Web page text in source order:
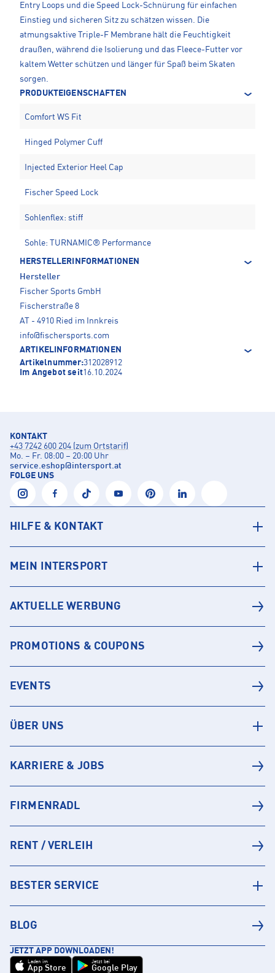
Entry Loops und die Speed Lock-Schnürung für einfachen
Einstieg und sicheren Sitz zu schätzen wissen. Die
atmungsaktive Triple-F Membrane hält die Feuchtigkeit
draußen, während die Isolierung und das Fleece-Futter vor
kaltem Wetter schützen und länger für Spaß beim Skaten
sorgen.
PRODUKTEIGENSCHAFTEN
Comfort WS Fit
Hinged Polymer Cuff
Injected Exterior Heel Cap
Fischer Speed Lock
Sohlenflex: stiff
Sohle: TURNAMIC® Performance
HERSTELLERINFORMATIONEN
Hersteller
Fischer Sports GmbH
Fischerstraße 8
AT - 4910 Ried im Innkreis
info@fischersports.com
ARTIKELINFORMATIONEN
Artikelnummer:312028912
Im Angebot seit16.10.2024
KONTAKT
+43 7242 600 204 (zum Ortstarif)
Mo. – Fr. 08:00 – 20:00 Uhr
service.eshop@intersport.at
FOLGE UNS
HILFE & KONTAKT
MEIN INTERSPORT
AKTUELLE WERBUNG
PROMOTIONS & COUPONS
EVENTS
ÜBER UNS
KARRIERE & JOBS
FIRMENRADL
RENT / VERLEIH
BESTER SERVICE
BLOG
JETZT APP DOWNLOADEN!
Laden im
App Store
Jetzt bei
Google Play